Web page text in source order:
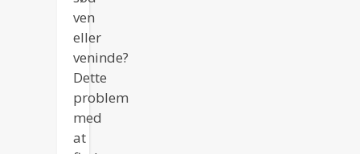
ven
eller
veninde?
Dette
problem
med
at